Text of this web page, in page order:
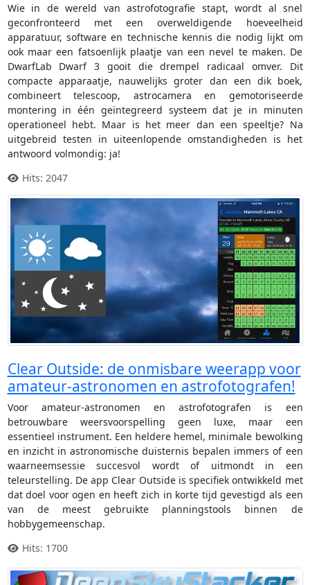
Wie in de wereld van astrofotografie stapt, wordt al snel
geconfronteerd met een overweldigende hoeveelheid
apparatuur, software en technische kennis die nodig lijkt om
ook maar een fatsoenlijk plaatje van een nevel te maken. De
DwarfLab Dwarf 3 gooit die drempel radicaal omver. Dit
compacte apparaatje, nauwelijks groter dan een dik boek,
combineert telescoop, astrocamera en gemotoriseerde
montering in één geïntegreerd systeem dat je in minuten
operationeel hebt. Maar is het meer dan een speeltje? Na
uitgebreid testen in uiteenlopende omstandigheden is het
antwoord volmondig: ja!
Hits: 2047
Clear Outside: de onmisbare weerapp voor
amateur-astronomen en astrofotografen!
Voor amateur-astronomen en astrofotografen is een
betrouwbare weersvoorspelling geen luxe, maar een
essentieel instrument. Een heldere hemel, minimale bewolking
en inzicht in astronomische duisternis bepalen immers of een
waarneemsessie succesvol wordt of uitmondt in een
teleurstelling. De app Clear Outside is specifiek ontwikkeld met
dat doel voor ogen en heeft zich in korte tijd gevestigd als een
van de meest gebruikte planningstools binnen de
hobbygemeenschap.
Hits: 1700